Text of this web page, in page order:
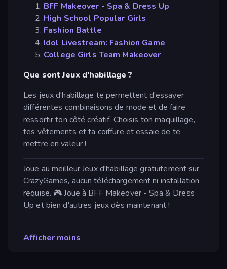
BFF Makeover - Spa & Dress Up
High School Popular Girls
Fashion Battle
Idol Livestream: Fashion Game
College Girls Team Makeover
Que sont Jeux d'habillage ?
Les jeux d'habillage te permettent d'essayer
différentes combinaisons de mode et de faire
ressortir ton côté créatif. Choisis ton maquillage,
tes vêtements et ta coiffure et essaie de te
mettre en valeur !
Joue au meilleur Jeux d'habillage gratuitement sur
CrazyGames, aucun téléchargement ni installation
requise. 🎮 Joue à BFF Makeover - Spa & Dress
Up et bien d'autres jeux dès maintenant !
Afficher moins